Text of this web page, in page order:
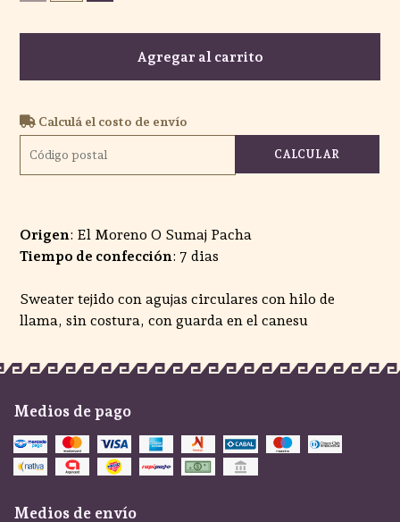
Agregar al carrito
Calculá el costo de envío
CALCULAR
Origen: El Moreno O Sumaj Pacha
Tiempo de confección: 7 dias
Sweater tejido con agujas circulares con hilo de
llama, sin costura, con guarda en el canesu
Medios de pago
Medios de envío